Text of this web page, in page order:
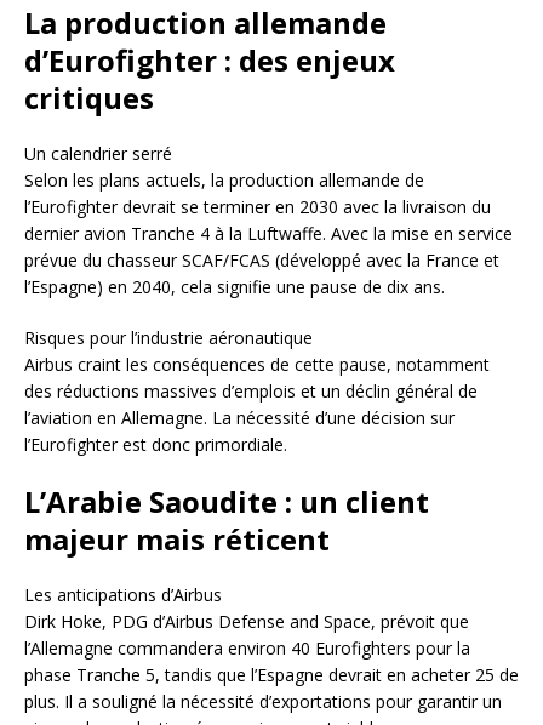
La production allemande
d’Eurofighter : des enjeux
critiques
Un calendrier serré
Selon les plans actuels, la production allemande de
l’Eurofighter devrait se terminer en 2030 avec la livraison du
dernier avion Tranche 4 à la Luftwaffe. Avec la mise en service
prévue du chasseur SCAF/FCAS (développé avec la France et
l’Espagne) en 2040, cela signifie une pause de dix ans.
Risques pour l’industrie aéronautique
Airbus craint les conséquences de cette pause, notamment
des réductions massives d’emplois et un déclin général de
l’aviation en Allemagne. La nécessité d’une décision sur
l’Eurofighter est donc primordiale.
L’Arabie Saoudite : un client
majeur mais réticent
Les anticipations d’Airbus
Dirk Hoke, PDG d’Airbus Defense and Space, prévoit que
l’Allemagne commandera environ 40 Eurofighters pour la
phase Tranche 5, tandis que l’Espagne devrait en acheter 25 de
plus. Il a souligné la nécessité d’exportations pour garantir un